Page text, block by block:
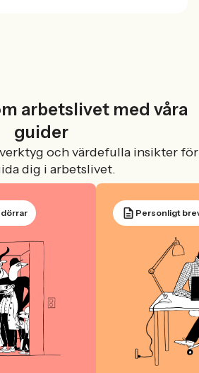
arbetslivet med våra
guider
och värdefulla insikter för
dig i arbetslivet.
dörrar Personligt